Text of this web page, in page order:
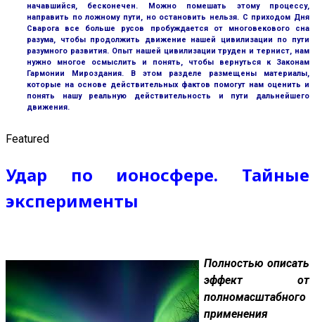
начавшийся, бесконечен. Можно помешать этому процессу,
направить по ложному пути, но остановить нельзя. С приходом Дня
Сварога все больше русов пробуждается от многовекового сна
разума, чтобы продолжить движение нашей цивилизации по пути
разумного развития. Опыт нашей цивилизации труден и тернист, нам
нужно многое осмыслить и понять, чтобы вернуться к Законам
Гармонии Мироздания. В этом разделе размещены материалы,
которые на основе действительных фактов помогут нам оценить и
понять нашу реальную действительность и пути дальнейшего
движения.
Featured
Удар по ионосфере. Тайные
эксперименты
Полностью описать
эффект от
полномасштабного
применения